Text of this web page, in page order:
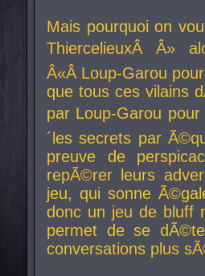
Mais pourquoi on
ThiercelieuxÂ Â»
Â«Â Loup-Garou
que tous ces vilains
par Loup-Garou
´les secrets par
preuve de
repÃ©rer leurs
jeu, qui sonne
donc un jeu de bluff
permet de se
conversations plus